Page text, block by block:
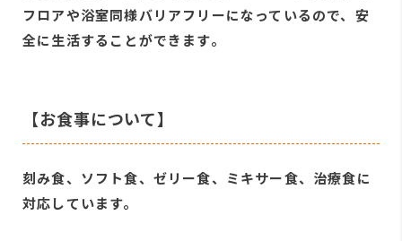
フロアや浴室同様バリアフリーになっているので、安
全に生活することができます。
【お食事について】
刻み食、ソフト食、ゼリー食、ミキサー食、治療食に
対応しています。